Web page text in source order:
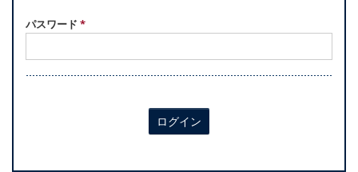
パスワード *
ログイン